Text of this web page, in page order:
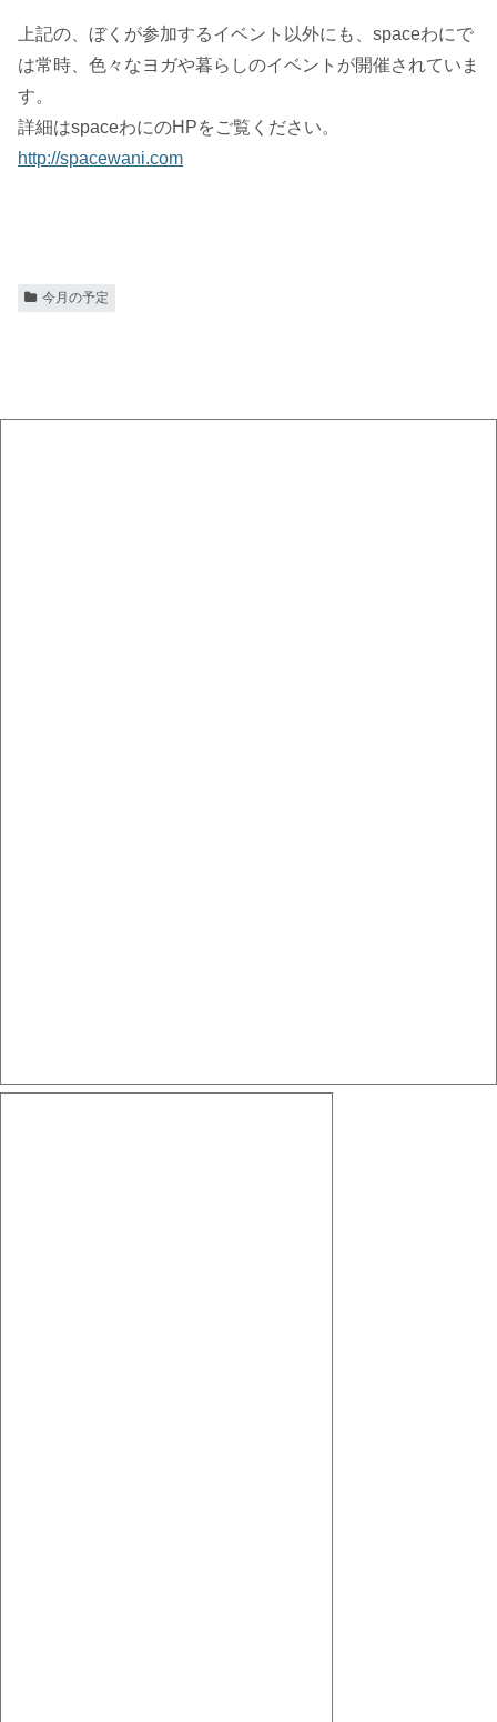
上記の、ぼくが参加するイベント以外にも、spaceわにで
は常時、色々なヨガや暮らしのイベントが開催されていま
す。
詳細はspaceわにのHPをご覧ください。
http://spacewani.com
今月の予定